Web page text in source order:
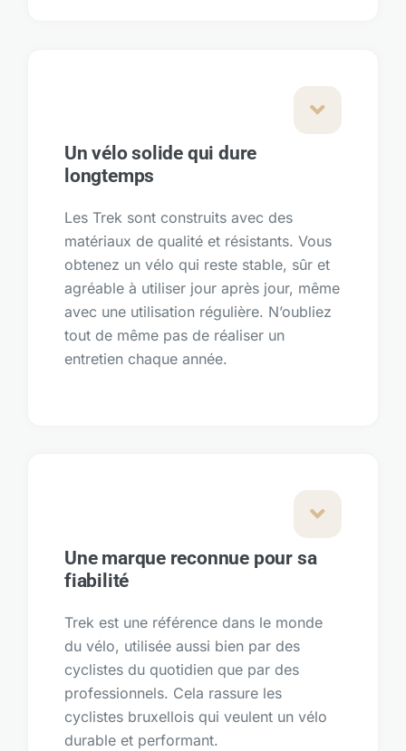
Un vélo solide qui dure
longtemps
Les Trek sont construits avec des
matériaux de qualité et résistants. Vous
obtenez un vélo qui reste stable, sûr et
agréable à utiliser jour après jour, même
avec une utilisation régulière. N’oubliez
tout de même pas de réaliser un
entretien chaque année.
Une marque reconnue pour sa
fiabilité
Trek est une référence dans le monde
du vélo, utilisée aussi bien par des
cyclistes du quotidien que par des
professionnels. Cela rassure les
cyclistes bruxellois qui veulent un vélo
durable et performant.